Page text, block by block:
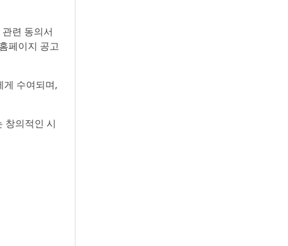
련 동의서
페이지 공고
게 수여되며,
창의적인 시